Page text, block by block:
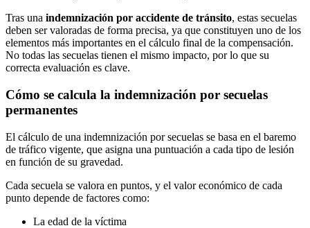
Tras una indemnización por accidente de tránsito, estas secuelas
deben ser valoradas de forma precisa, ya que constituyen uno de los
elementos más importantes en el cálculo final de la compensación.
No todas las secuelas tienen el mismo impacto, por lo que su
correcta evaluación es clave.
Cómo se calcula la indemnización por secuelas
permanentes
El cálculo de una indemnización por secuelas se basa en el baremo
de tráfico vigente, que asigna una puntuación a cada tipo de lesión
en función de su gravedad.
Cada secuela se valora en puntos, y el valor económico de cada
punto depende de factores como:
La edad de la víctima